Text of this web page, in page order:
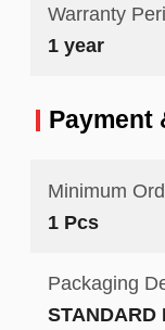
Warranty
1 year
Payment
Minimum
1 Pcs
Packaging
STANDARD